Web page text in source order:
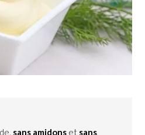
sans amidonset sans